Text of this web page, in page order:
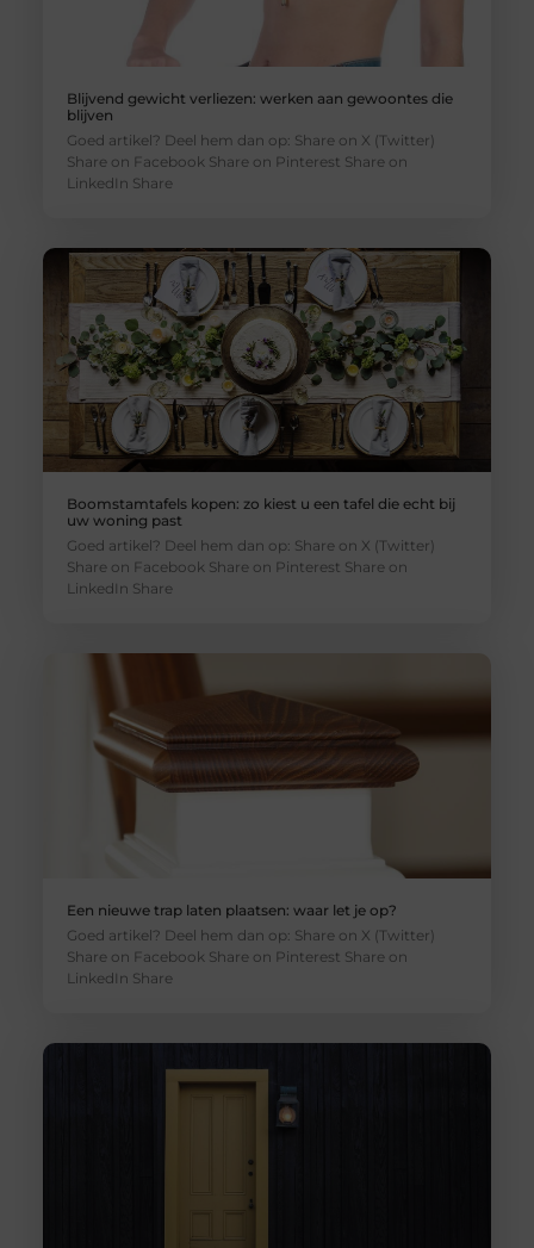
Blijvend gewicht verliezen: werken aan gewoontes die
blijven
Goed artikel? Deel hem dan op: Share on X (Twitter)
Share on Facebook Share on Pinterest Share on
LinkedIn Share
Boomstamtafels kopen: zo kiest u een tafel die echt bij
uw woning past
Goed artikel? Deel hem dan op: Share on X (Twitter)
Share on Facebook Share on Pinterest Share on
LinkedIn Share
Een nieuwe trap laten plaatsen: waar let je op?
Goed artikel? Deel hem dan op: Share on X (Twitter)
Share on Facebook Share on Pinterest Share on
LinkedIn Share